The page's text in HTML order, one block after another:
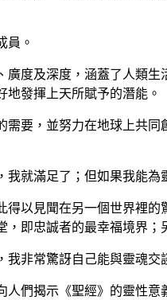
員。
度及深度，涵蓋了人類
發揮上天所賦予的潛能。
需要，並努力在地球上共同
就滿足了；但如果我能
以見聞在另一個世界裡
即忠誠者的最幸福境界
非常驚訝自己能與靈魂
們揭示《聖經》的靈性